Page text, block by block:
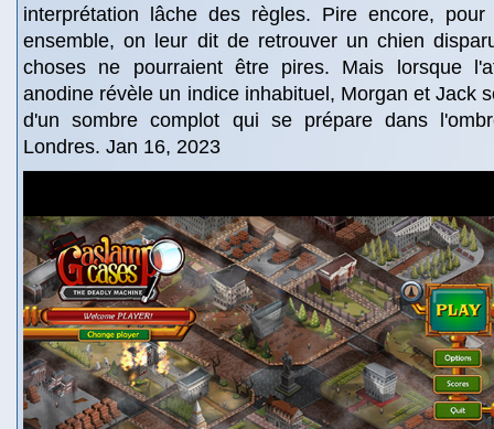
interprétation lâche des règles. Pire encore,
ensemble, on leur dit de retrouver un chien
choses ne pourraient être pires. Mais lorsque
anodine révèle un indice inhabituel, Morgan et Jack
d'un sombre complot qui se prépare dans
Londres. Jan 16, 2023